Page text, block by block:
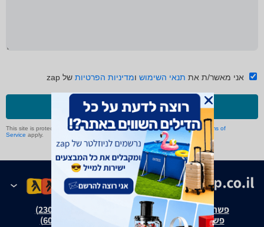
אני מאשר/ת את תנאי השימוש ומדיניות הפרטיות של zap
שליחה
This site is protected by reCAPTCHA and the GooglePrivacy Policyand Terms of
Service apply.
פשרה בת"צ אבנצ'יק נ' זאפ גרופ (ת"צ 23008-08-20)
פשרה בת"צ כהנים נ' זאפ גרופ (ת"צ 60371-12-19)